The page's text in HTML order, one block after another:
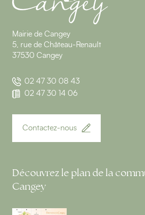
Mairie de Cangey
5, rue de Château-Renault
37530 Cangey
02 47 30 08 43
02 47 30 14 06
Contactez-nous
Découvrez le plan de la
Cangey